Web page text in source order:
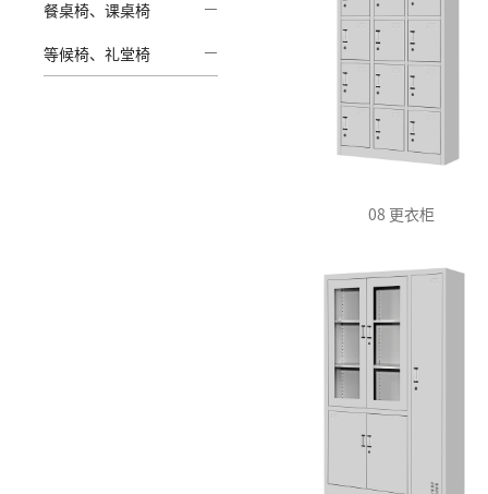
餐桌椅、课桌椅
等候椅、礼堂椅
08 更衣柜